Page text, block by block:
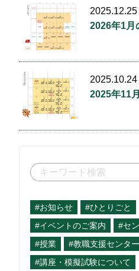
2025.12.25
2026年1月
2025.10.24
2025年11
#お知らせ
#ひとりごと
#イベントのご案内
#セ
#授業
#教職支援センタ
#講座・模擬試験について